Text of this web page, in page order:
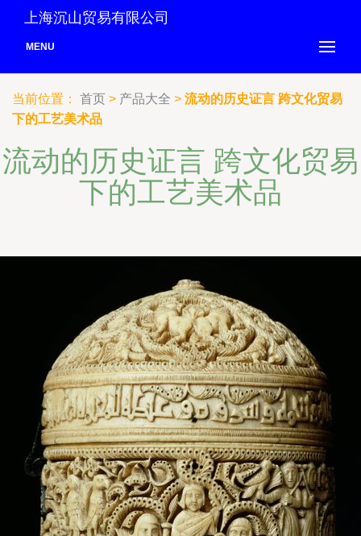
上海沉山贸易有限公司
MENU
当前位置： 首页 > 产品大全 > 流动的历史证言 跨文化贸易
下的工艺美术品
流动的历史证言 跨文化贸易
下的工艺美术品